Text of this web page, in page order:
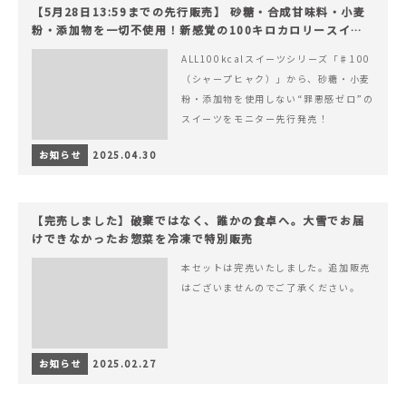
【5月28日13:59までの先行販売】 砂糖・合成甘味料・小麦
粉・添加物を一切不使用！新感覚の100キロカロリースイー
ツでヘルシーライフを。
ALL100kcalスイーツシリーズ「♯100
（シャープヒャク）」から、砂糖・小麦
粉・添加物を使用しない“罪悪感ゼロ”の
スイーツをモニター先行発売！
お知らせ 2025.04.30
【完売しました】破棄ではなく、誰かの食卓へ。大雪でお届
けできなかったお惣菜を冷凍で特別販売
本セットは完売いたしました。追加販売
はございませんのでご了承ください。
お知らせ 2025.02.27